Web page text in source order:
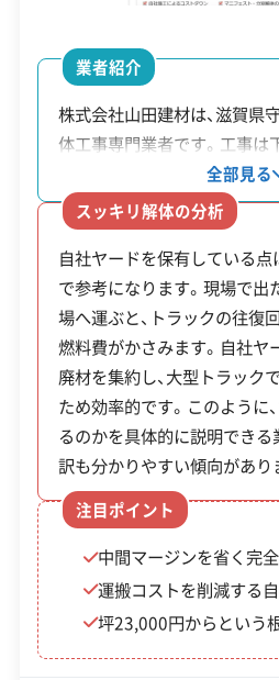
ため、既存建物の解体が本格
これらの大規模プロジェク
を確保する競争を生み出し
般の家屋解体においても、
の業者選定が重要です。
解体工事・空き家対策
地震対策を目的とした旧
や、危険な空き家の解体
度があります。予算が限
の申請が重要です。
補助金額・
安全対策・リスク管理
工事賠償責任保険 違反歴なし
ISO認証
電子マニフェスト 地域
顧客対応・サービス(17)
自社ホームページ 無料見積もり
不動産取引
補助金・助成金申請
建設リサイクル届
近隣挨拶
翌
クレジットカード
解体ローン
※項目にカーソルを合わせる
業者紹介
株式会社山田建材は、滋賀県
体工事専門業者です。工事は
て自社の職人が行っています
管する自社ヤードを保有して
運搬回数を減らしコストを抑
これらの取り組みによって、
からという価格設定を実現し
全部見る
スッキリ解体の分析
自社ヤードを保有している点
で参考になります。現場で出
場へ運ぶと、トラックの往復
燃料費がかさみます。自社ヤ
廃材を集約し、大型トラック
ため効率的です。このように
るのかを具体的に説明できる
訳も分かりやすい傾向があり
注目ポイント
中間マージンを省く完
運搬コストを削減する
坪23,000円からという